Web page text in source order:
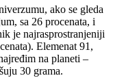
ako se gleda
sa 26 procenata, i
je najrasprostranjeniji
Elemenat 91,
na planeti –
30 grama.